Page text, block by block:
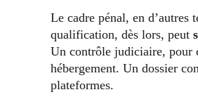
Le cadre pénal, en
qualification, dès lors, peut
Un contrôle judiciaire, pour
hébergement. Un dossier
plateformes.